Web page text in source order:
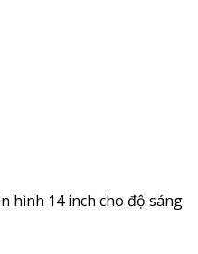
hình 14 inch cho độ sáng